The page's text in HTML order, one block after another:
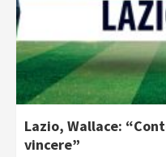
Lazio, Wallace:
vincere”